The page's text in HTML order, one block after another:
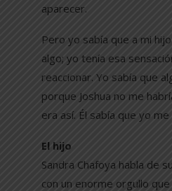
aparecer.
Pero yo sabía que a mi
algo; yo tenía esa
reaccionar. Yo sabía que
porque Joshua no me
era así. Él sabía que yo
El hijo
Sandra Chafoya habla de
con un enorme orgullo